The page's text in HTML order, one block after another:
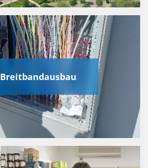
Breitbandausbau